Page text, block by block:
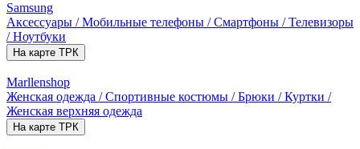
Samsung
Аксессуары / Мобильные телефоны / Смартфоны / Телевизоры
/ Ноутбуки
На карте ТРК
Marllenshop
Женская одежда / Спортивные костюмы / Брюки / Куртки /
Женская верхняя одежда
На карте ТРК